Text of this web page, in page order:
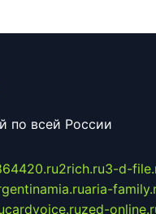
по всей России
2rich.ru3-d-
aria-
cardvoice.ruzed-